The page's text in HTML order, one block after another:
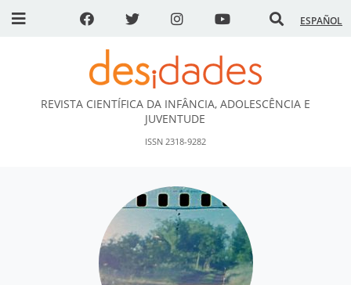
ESPAÑOL
DESidades
REVISTA CIENTÍFICA DA INFÂNCIA, ADOLESCÊNCIA E
JUVENTUDE
ISSN 2318-9282